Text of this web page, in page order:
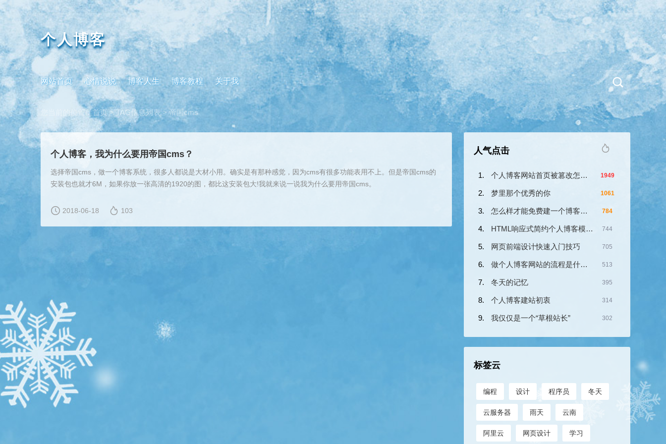
个人博客
网站首页 心情说说 博客人生 博客教程 关于我
您当前的位置：首页 > TAG信息列表 > 帝国cms
个人博客，我为什么要用帝国cms？
选择帝国cms，做一个博客系统，很多人都说是大材小用。确实是有那种感觉，因为cms有很多功能表用不上。但是帝国cms的
安装包也就才6M，如果你放一张高清的1920的图，都比这安装包大!我就来说一说我为什么要用帝国cms。
2018-06-18 103
人气点击
个人博客网站首页被篡改怎么办？ 1949
梦里那个优秀的你 1061
怎么样才能免费建一个博客网站？ 784
HTML响应式简约个人博客模板《小传》 744
网页前端设计快速入门技巧 705
做个人博客网站的流程是什么？ 513
冬天的记忆 395
个人博客建站初衷 314
我仅仅是一个“草根站长” 302
标签云
编程 设计 程序员 冬天
云服务器 雨天 云南
阿里云 网页设计 学习